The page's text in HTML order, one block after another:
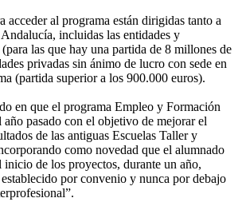
acceder al programa están dirigidas tanto a
incluidas las entidades y
las que hay una partida de 8 millones de
privadas sin ánimo de lucro con sede en
(partida superior a los 900.000 euros).
en que el programa Empleo y Formación
año pasado con el objetivo de mejorar el
de las antiguas Escuelas Taller y
como novedad que el alumnado
inicio de los proyectos, durante un año,
por convenio y nunca por debajo